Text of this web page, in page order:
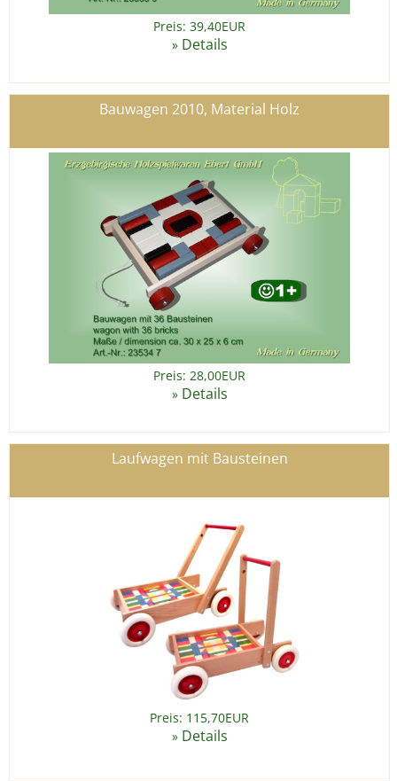
Preis: 39,40EUR
» Details
Bauwagen 2010, Material Holz
Preis: 28,00EUR
» Details
Laufwagen mit Bausteinen
Preis: 115,70EUR
» Details